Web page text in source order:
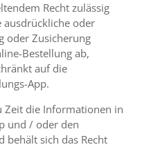
Recht zulässig
ausdrückliche oder
oder Zusicherung
Bestellung ab,
auf die
App.
Zeit die Informationen in
und / oder den
behält sich das Recht